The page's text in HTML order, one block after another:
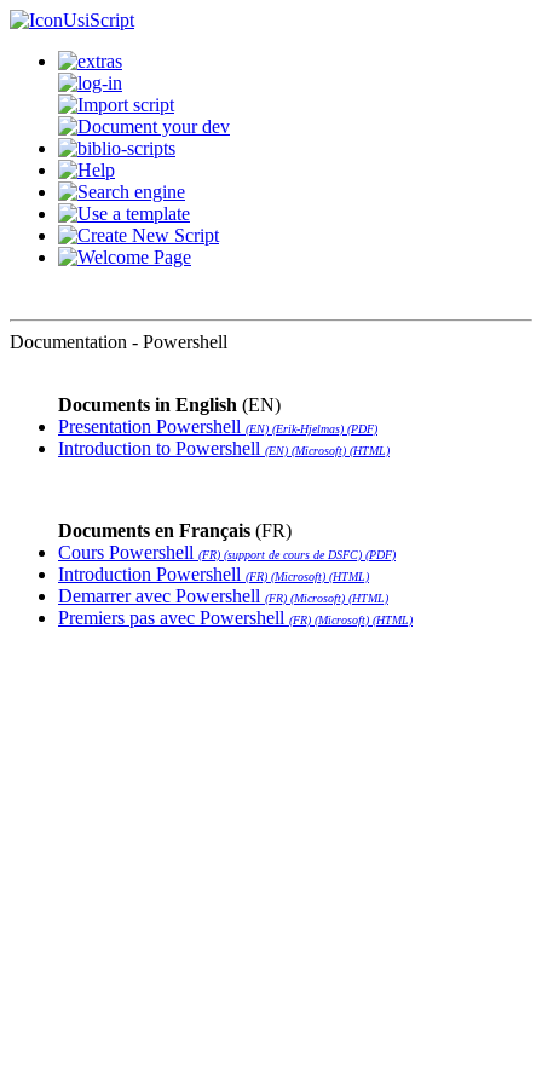
UsiScript
Documentation - Powershell
Documents in English (EN)
Presentation Powershell (EN) (Erik-Hjelmas) (PDF)
Introduction to Powershell (EN) (Microsoft) (HTML)
Documents en Français (FR)
Cours Powershell (FR) (support de cours de DSFC) (PDF)
Introduction Powershell (FR) (Microsoft) (HTML)
Demarrer avec Powershell (FR) (Microsoft) (HTML)
Premiers pas avec Powershell (FR) (Microsoft) (HTML)